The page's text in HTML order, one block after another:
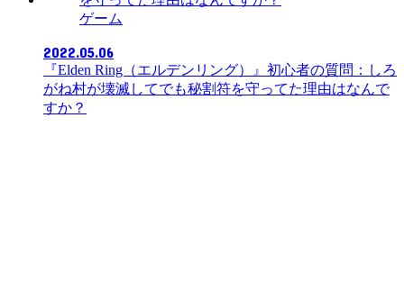
ゲーム
2022.05.06
『Elden Ring（エルデンリング）』初心者の質問：しろ
がね村が壊滅してでも秘割符を守ってた理由はなんで
すか？